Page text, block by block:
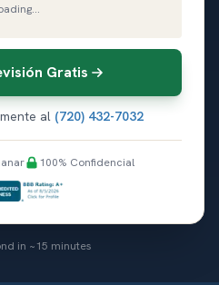
Gratis
al (720) 432-7032
100% Confidencial
in ~15 minutes